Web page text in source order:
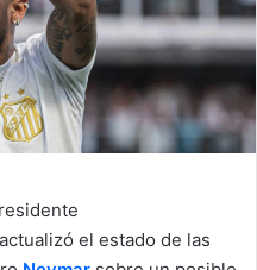
el estado de las